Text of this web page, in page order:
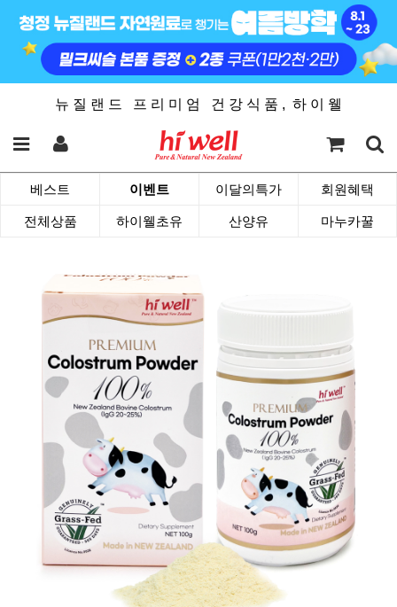
뉴 질 랜 드 프 리 미 엄 건 강 식 품 , 하 이 웰
베스트 이벤트 이달의특가 회원혜택
전체상품 하이웰초유 산양유 마누카꿀